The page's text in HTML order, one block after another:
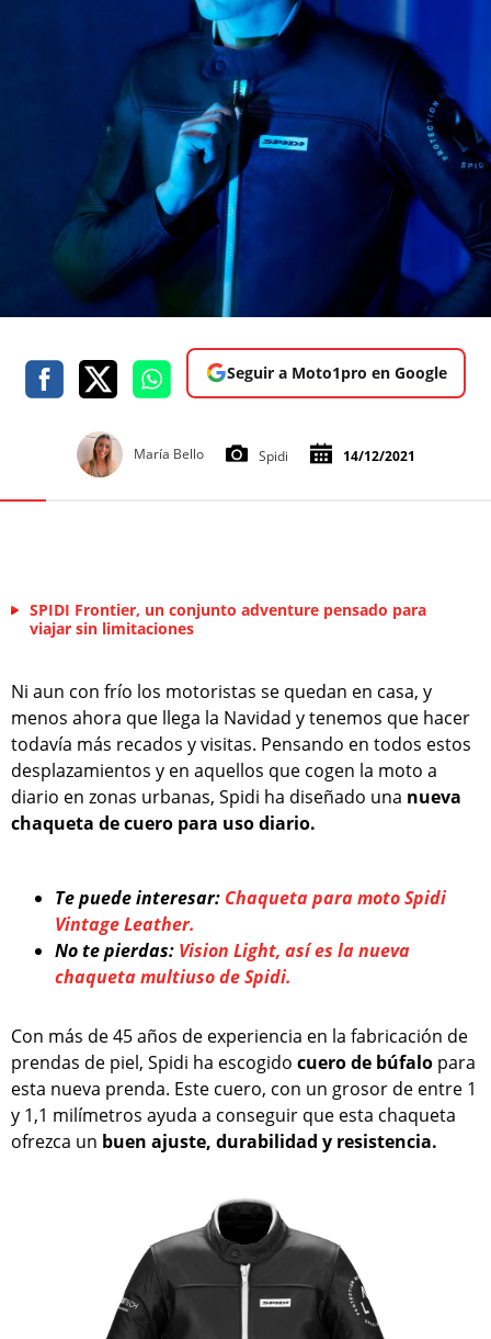
Seguir a Moto1pro en Google
María Bello Spidi 14/12/2021
SPIDI Frontier, un conjunto adventure pensado para
viajar sin limitaciones
Ni aun con frío los motoristas se quedan en casa, y
menos ahora que llega la Navidad y tenemos que hacer
todavía más recados y visitas. Pensando en todos estos
desplazamientos y en aquellos que cogen la moto a
diario en zonas urbanas, Spidi ha diseñado una nueva
chaqueta de cuero para uso diario.
Te puede interesar: Chaqueta para moto Spidi
Vintage Leather.
No te pierdas: Vision Light, así es la nueva
chaqueta multiuso de Spidi.
Con más de 45 años de experiencia en la fabricación de
prendas de piel, Spidi ha escogido cuero de búfalo para
esta nueva prenda. Este cuero, con un grosor de entre 1
y 1,1 milímetros ayuda a conseguir que esta chaqueta
ofrezca un buen ajuste, durabilidad y resistencia.